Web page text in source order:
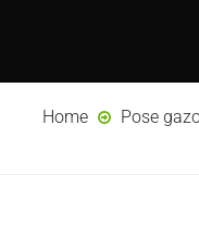
Home
Pose